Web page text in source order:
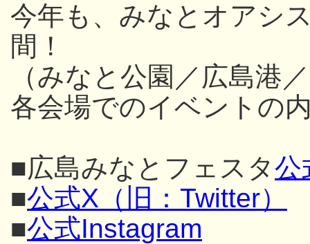
今年も、みなとオアシ
間！
（みなと公園／広島港
各会場でのイベントの
■広島みなとフェスタ公
■公式X（旧：Twitter）
■公式Instagram